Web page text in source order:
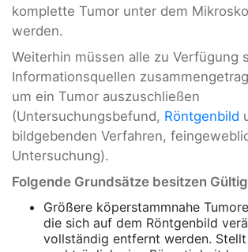
komplette Tumor unter dem
werden.
Weiterhin müssen alle zu Verfügung
Informationsquellen
um ein Tumor auszuschließen
(Untersuchungsbefund, Röntgenbild
bildgebenden Verfahren,
Untersuchung).
Folgende Grundsätze besitzen
Größere köperstammnahe
die sich auf dem Röntgenbild
vollständig entfernt werden.